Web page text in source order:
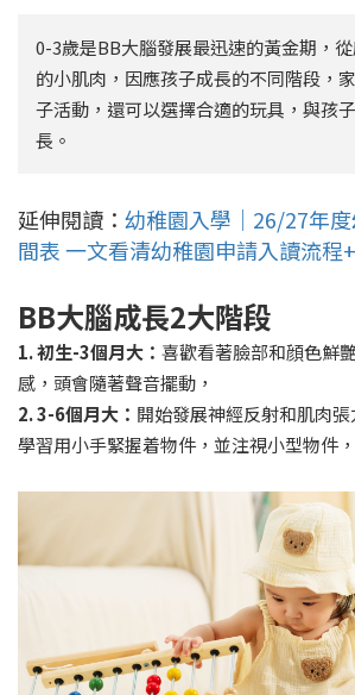
0-3歲是BB大腦發展最迅速的黃金期，
的小肌肉，因應孩子成長的不同階段，
子活動，還可以選擇合適的玩具，與孩
長。
延伸閱讀： 幼稚園入學｜26/27年
間表 一文看清幼稚園申請入讀流程
BB大腦成長2大階段
1.初生-3個月大： 喜歡看著臉部和顔色鮮
感，頭會隨著聲音擺動，
2. 3-6個月大： 開始發展神經反射和肌肉張
學習用小手緊握着物件，並注視小型物件